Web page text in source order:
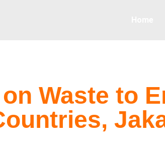
Waste to